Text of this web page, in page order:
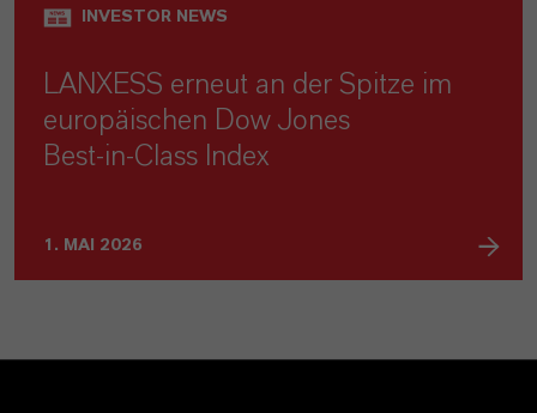
INVESTOR NEWS
LANXESS erneut an der Spitze im
europäischen Dow Jones
Best‑in‑Class Index
1. MAI 2026